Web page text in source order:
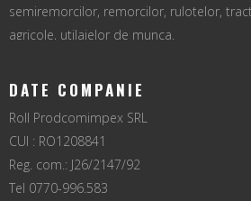
semiremorcilor, remorcilor, rulotelor,
agricole, utilajelor de munca.
DATE COMPANIE
Roll Prodcomimpex SRL
CUI : RO1208841
Reg. com.: J26/2147/92
Tel 0770-996.583